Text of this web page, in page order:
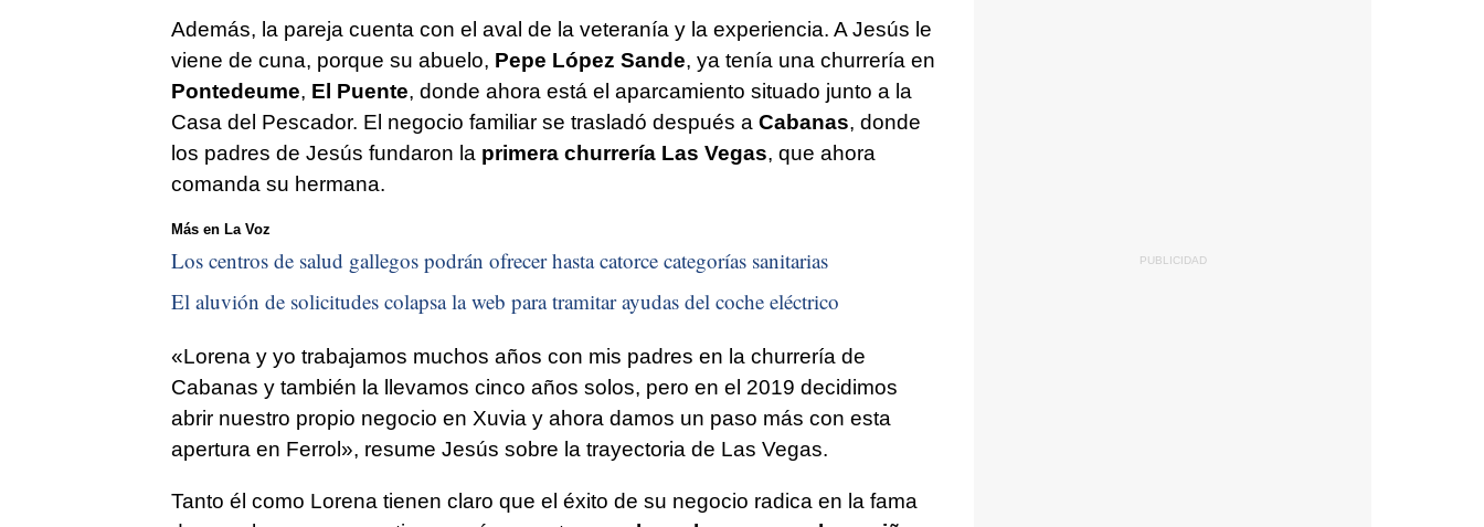
Además, la pareja cuenta con el aval de la veteranía y la experiencia. A Jesús le
viene de cuna, porque su abuelo, Pepe López Sande, ya tenía una churrería en
Pontedeume, El Puente, donde ahora está el aparcamiento situado junto a la
Casa del Pescador. El negocio familiar se trasladó después a Cabanas, donde
los padres de Jesús fundaron la primera churrería Las Vegas, que ahora
comanda su hermana.
Más en La Voz
Los centros de salud gallegos podrán ofrecer hasta catorce categorías sanitarias
El aluvión de solicitudes colapsa la web para tramitar ayudas del coche eléctrico
«Lorena y yo trabajamos muchos años con mis padres en la churrería de
Cabanas y también la llevamos cinco años solos, pero en el 2019 decidimos
abrir nuestro propio negocio en Xuvia y ahora damos un paso más con esta
apertura en Ferrol», resume Jesús sobre la trayectoria de Las Vegas.
Tanto él como Lorena tienen claro que el éxito de su negocio radica en la fama